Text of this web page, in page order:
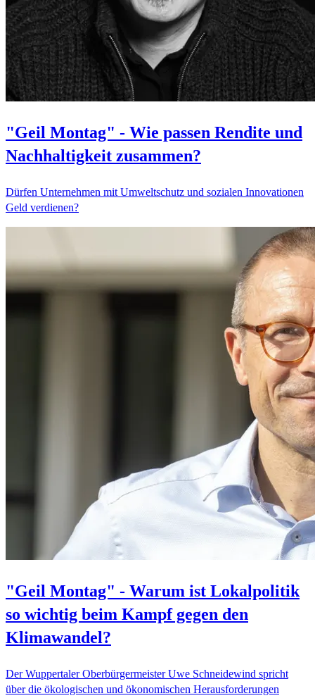
"Geil Montag" - Wie passen Rendite und
Nachhaltigkeit zusammen?
Dürfen Unternehmen mit Umweltschutz und sozialen Innovationen
Geld verdienen?
"Geil Montag" - Warum ist Lokalpolitik
so wichtig beim Kampf gegen den
Klimawandel?
Der Wuppertaler Oberbürgermeister Uwe Schneidewind spricht
über die ökologischen und ökonomischen Herausforderungen